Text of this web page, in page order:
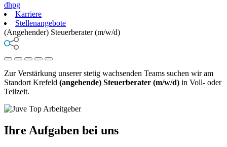
dhpg
Karriere
Stellenangebote
(Angehender) Steuerberater (m/w/d)
Zur Verstärkung unserer stetig wachsenden Teams suchen wir am
Standort Krefeld (angehende) Steuerberater (m/w/d) in Voll- oder
Teilzeit.
Ihre Aufgaben bei uns